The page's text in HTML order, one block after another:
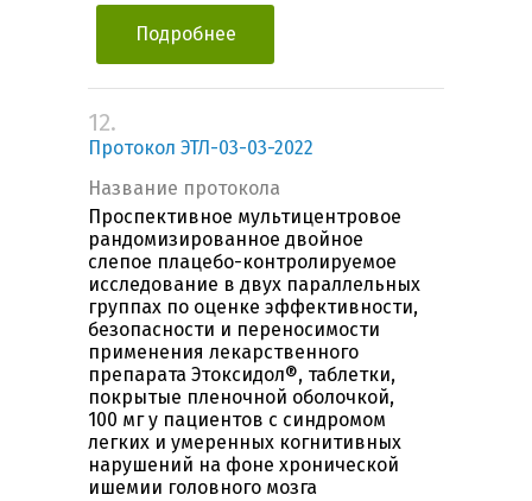
Подробнее
12.
Протокол ЭТЛ-03-03-2022
Название протокола
Проспективное мультицентровое
рандомизированное двойное
слепое плацебо-контролируемое
исследование в двух параллельных
группах по оценке эффективности,
безопасности и переносимости
применения лекарственного
препарата Этоксидол®, таблетки,
покрытые пленочной оболочкой,
100 мг у пациентов с синдромом
легких и умеренных когнитивных
нарушений на фоне хронической
ишемии головного мозга